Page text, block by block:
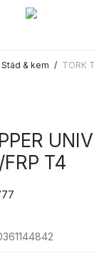
Städ & kem / TORK
T4